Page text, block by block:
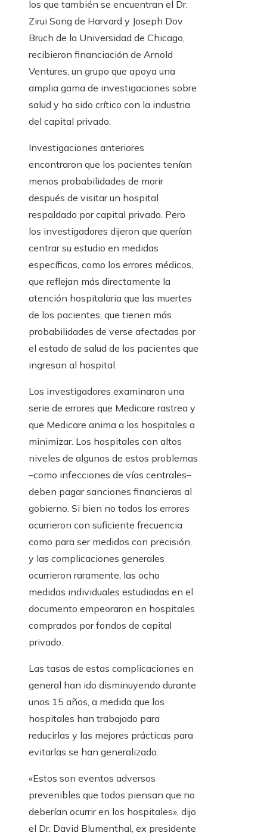
los que también se encuentran el Dr.
Zirui Song de Harvard y Joseph Dov
Bruch de la Universidad de Chicago,
recibieron financiación de Arnold
Ventures, un grupo que apoya una
amplia gama de investigaciones sobre
salud y ha sido crítico con la industria
del capital privado.
Investigaciones anteriores
encontraron que los pacientes tenían
menos probabilidades de morir
después de visitar un hospital
respaldado por capital privado. Pero
los investigadores dijeron que querían
centrar su estudio en medidas
específicas, como los errores médicos,
que reflejan más directamente la
atención hospitalaria que las muertes
de los pacientes, que tienen más
probabilidades de verse afectadas por
el estado de salud de los pacientes que
ingresan al hospital.
Los investigadores examinaron una
serie de errores que Medicare rastrea y
que Medicare anima a los hospitales a
minimizar. Los hospitales con altos
niveles de algunos de estos problemas
–como infecciones de vías centrales–
deben pagar sanciones financieras al
gobierno. Si bien no todos los errores
ocurrieron con suficiente frecuencia
como para ser medidos con precisión,
y las complicaciones generales
ocurrieron raramente, las ocho
medidas individuales estudiadas en el
documento empeoraron en hospitales
comprados por fondos de capital
privado.
Las tasas de estas complicaciones en
general han ido disminuyendo durante
unos 15 años, a medida que los
hospitales han trabajado para
reducirlas y las mejores prácticas para
evitarlas se han generalizado.
«Estos son eventos adversos
prevenibles que todos piensan que no
deberían ocurrir en los hospitales», dijo
el Dr. David Blumenthal, ex presidente